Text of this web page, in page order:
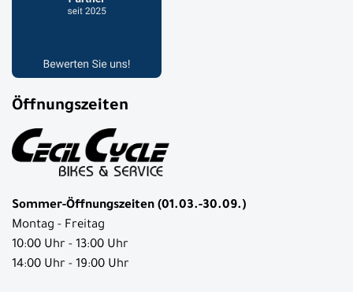
Öffnungszeiten
Sommer-Öffnungszeiten (01.03.-30.09.)
Montag - Freitag
10:00 Uhr - 13:00 Uhr
14:00 Uhr - 19:00 Uhr